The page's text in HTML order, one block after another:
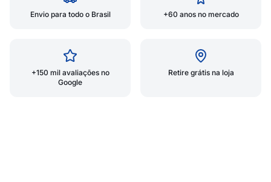
Envio para todo o Brasil +60 anos no mercado
+150 mil avaliações no
Google
Retire grátis na loja